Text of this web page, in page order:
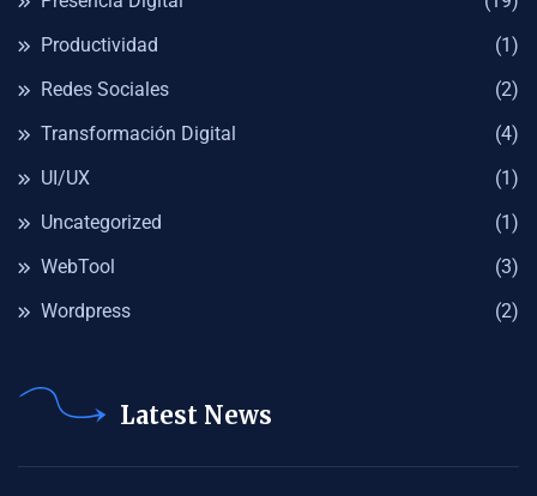
Productividad
(1)
Redes Sociales
(2)
Transformación Digital
(4)
UI/UX
(1)
Uncategorized
(1)
WebTool
(3)
Wordpress
(2)
Latest News